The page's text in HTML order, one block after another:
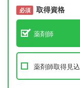
必須 取得資格
薬剤師
薬剤師取得見込